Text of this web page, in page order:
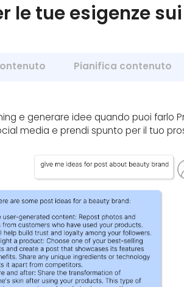
le tue esigenze
Pianifica contenuto
e generare idee quando puoi farlo
media e prendi spunto per il tuo